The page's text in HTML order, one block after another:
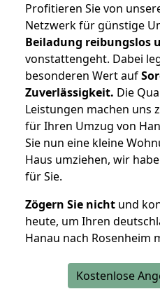
Profitieren Sie von
Netzwerk für günstige
Beiladung reibungslos
vonstattengeht. Dabei
besonderen Wert auf
Zuverlässigkeit. Die
Leistungen machen uns
für Ihren Umzug von
Sie nun eine kleine
Haus umziehen, wir
für Sie.
Zögern Sie nicht und
heute, um Ihren
Hanau nach Rosenheim
Kostenlose